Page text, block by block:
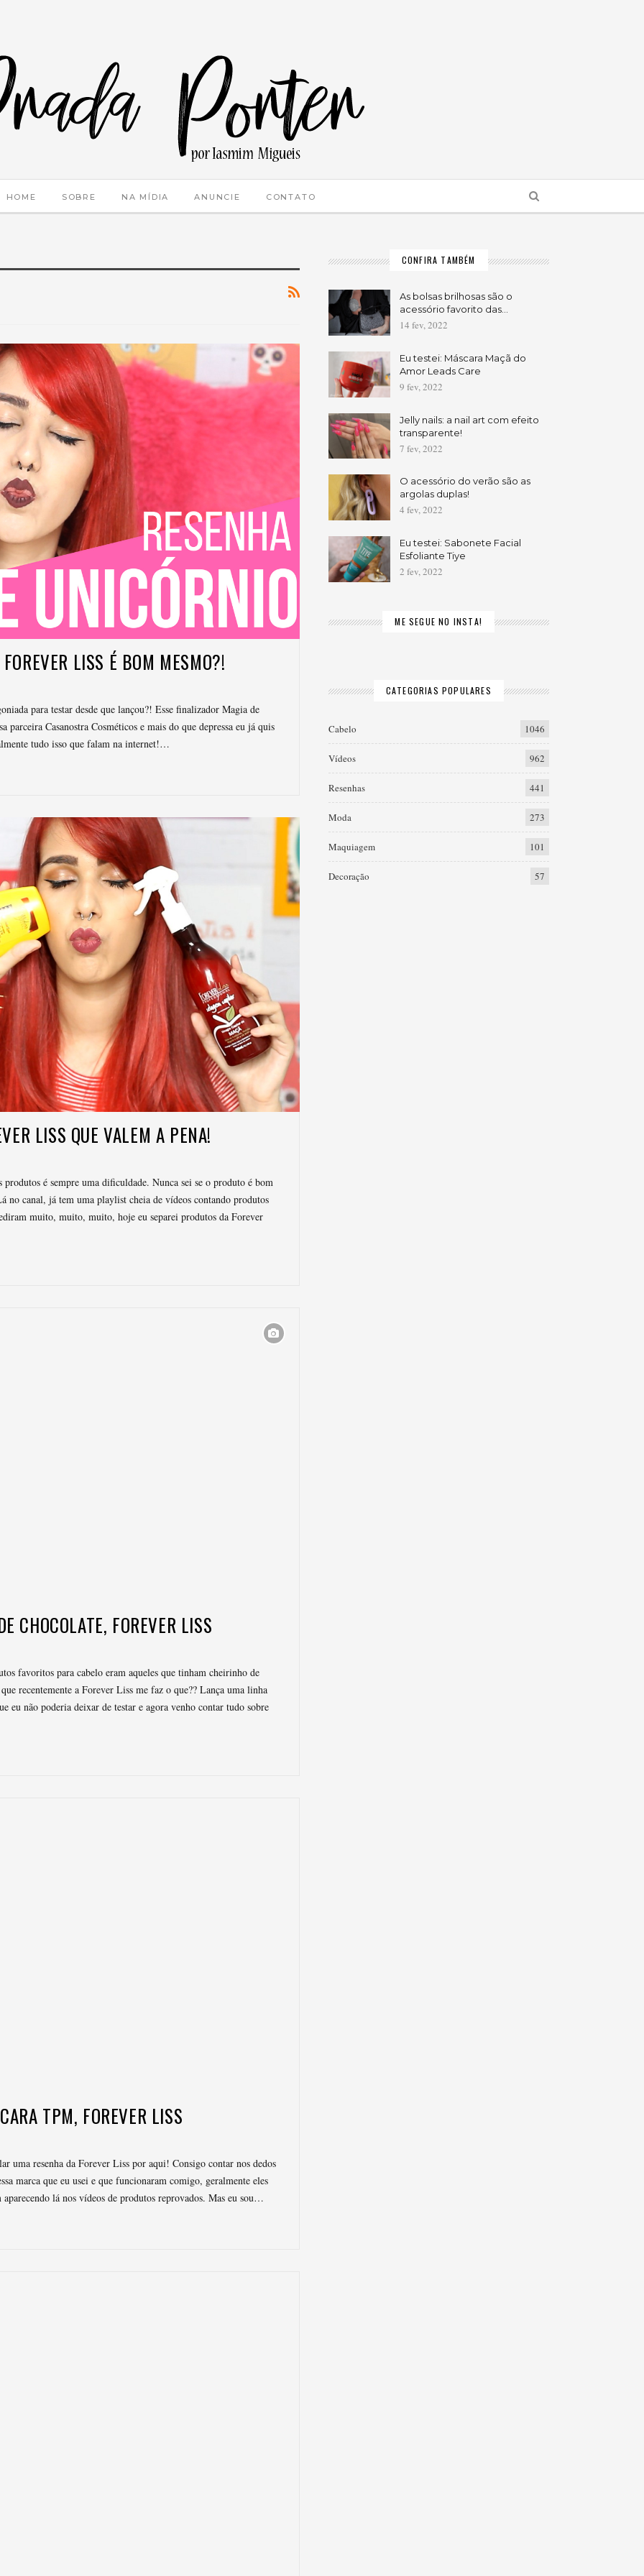
HOME SOBRE NA MÍDIA ANUNCIE CONTATO
LISS É BOM MESMO?!
para testar desde que lançou?! Esse finalizador Magia de
Casanostra Cosméticos e mais do que depressa eu já quis
tudo isso que falam na internet!…
LISS QUE VALEM A PENA!
é sempre uma dificuldade. Nunca sei se o produto é bom
no canal, já tem uma playlist cheia de vídeos contando produtos
muito, muito, muito, hoje eu separei produtos da Forever
CHOCOLATE, FOREVER LISS
favoritos para cabelo eram aqueles que tinham cheirinho de
recentemente a Forever Liss me faz o que?? Lança uma linha
eu não poderia deixar de testar e agora venho contar tudo sobre
TPM, FOREVER LISS
uma resenha da Forever Liss por aqui! Consigo contar nos dedos
marca que eu usei e que funcionaram comigo, geralmente eles
lá nos vídeos de produtos reprovados. Mas eu sou…
CONFIRA TAMBÉM
As bolsas brilhosas são o
acessório favorito das…
14 fev, 2022
Eu testei: Máscara Maçã do
Amor Leads Care
9 fev, 2022
Jelly nails: a nail art com efeito
transparente!
7 fev, 2022
O acessório do verão são as
argolas duplas!
4 fev, 2022
Eu testei: Sabonete Facial
Esfoliante Tiye
2 fev, 2022
ME SEGUE NO INSTA!
CATEGORIAS POPULARES
Cabelo 1046
Vídeos 962
Resenhas 441
Moda 273
Maquiagem 101
Decoração 57